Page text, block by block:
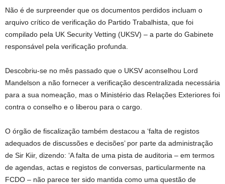
Não é de surpreender que os documentos perdidos incluam o
arquivo crítico de verificação do Partido Trabalhista, que foi
compilado pela UK Security Vetting (UKSV) – a parte do Gabinete
responsável pela verificação profunda.
Descobriu-se no mês passado que o UKSV aconselhou Lord
Mandelson a não fornecer a verificação descentralizada necessária
para a sua nomeação, mas o Ministério das Relações Exteriores foi
contra o conselho e o liberou para o cargo.
O órgão de fiscalização também destacou a ‘falta de registos
adequados de discussões e decisões’ por parte da administração
de Sir Kiir, dizendo: ‘A falta de uma pista de auditoria – em termos
de agendas, actas e registos de conversas, particularmente na
FCDO – não parece ter sido mantida como uma questão de